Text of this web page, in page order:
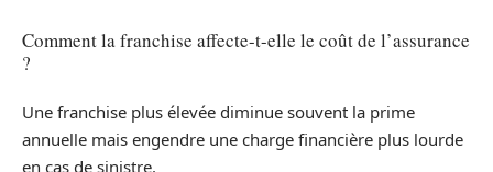
Comment la franchise affecte-t-elle le coût de l’assurance
?
Une franchise plus élevée diminue souvent la prime
annuelle mais engendre une charge financière plus lourde
en cas de sinistre.